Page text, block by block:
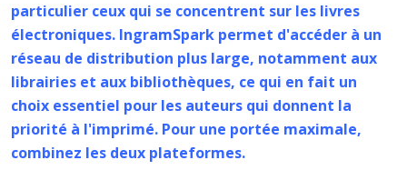
particulier ceux qui se concentrent sur les livres
électroniques. IngramSpark permet d'accéder à un
réseau de distribution plus large, notamment aux
librairies et aux bibliothèques, ce qui en fait un
choix essentiel pour les auteurs qui donnent la
priorité à l'imprimé. Pour une portée maximale,
combinez les deux plateformes.